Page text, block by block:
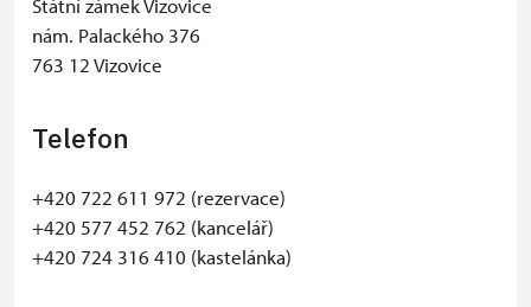
Státní zámek Vizovice
nám. Palackého 376
763 12 Vizovice
Telefon
+420 722 611 972 (rezervace)
+420 577 452 762 (kancelář)
+420 724 316 410 (kastelánka)